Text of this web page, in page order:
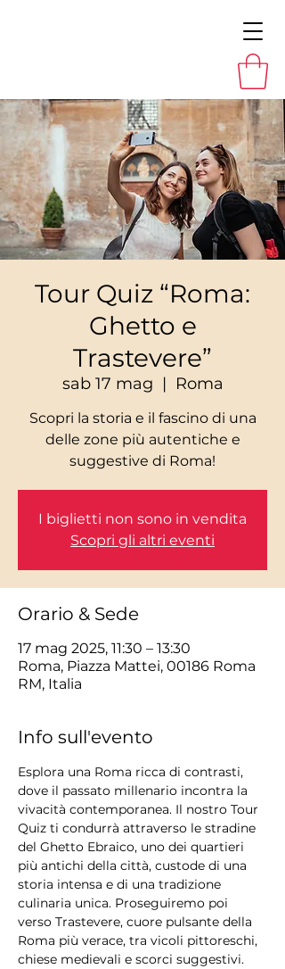
Tour Quiz “Roma:
Ghetto e
Trastevere”
sab 17 mag
  |
Roma
Scopri la storia e il fascino di una
delle zone più autentiche e
I biglietti non sono in vendita
Scopri gli altri eventi
Orario & Sede
17 mag 2025, 11:30 – 13:30
Roma, Piazza Mattei, 00186 Roma
RM, Italia
Info sull'evento
Esplora una Roma ricca di contrasti,
dove il passato millenario incontra la
vivacità contemporanea. Il nostro Tour
Quiz ti condurrà attraverso le stradine
del Ghetto Ebraico, uno dei quartieri
più antichi della città, custode di una
storia intensa e di una tradizione
culinaria unica. Proseguiremo poi
verso Trastevere, cuore pulsante della
Roma più verace, tra vicoli pittoreschi,
chiese medievali e scorci suggestivi.